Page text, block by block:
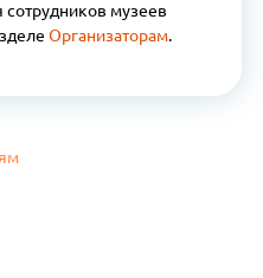
музеев
Организаторам.